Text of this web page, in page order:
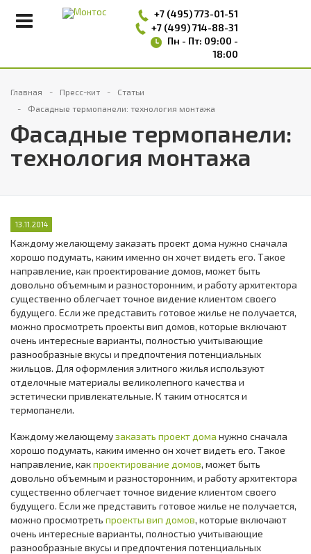
+7 (495)773-01-51
+7 (499) 714-88-31
Пн - Пт: 09:00 -
18:00
Главная Пресс-кит
Статьи
Фасадные термопанели: технология монтажа
Фасадные термопанели:
технология монтажа
13.11.2014
Каждому желающему заказать проект дома нужно сначала
хорошо подумать, каким именно он хочет видеть его. Такое
направление, как проектирование домов, может быть
довольно объемным и разносторонним, и работу архитектора
существенно облегчает точное видение клиентом своего
будущего. Если же представить готовое жилье не получается,
можно просмотреть проекты вип домов, которые включают
очень интересные варианты, полностью учитывающие
разнообразные вкусы и предпочтения потенциальных
жильцов. Для оформления элитного жилья используют
отделочные материалы великолепного качества и
эстетически привлекательные. К таким относятся и
термопанели.
Каждому желающемузаказать проект дома нужно сначала
хорошо подумать, каким именно он хочет видеть его. Такое
направление, какпроектирование домов, может быть
довольно объемным и разносторонним, и работу архитектора
существенно облегчает точное видение клиентом своего
будущего. Если же представить готовое жилье не получается,
можно просмотреть проекты вип домов, которые включают
очень интересные варианты, полностью учитывающие
разнообразные вкусы и предпочтения потенциальных